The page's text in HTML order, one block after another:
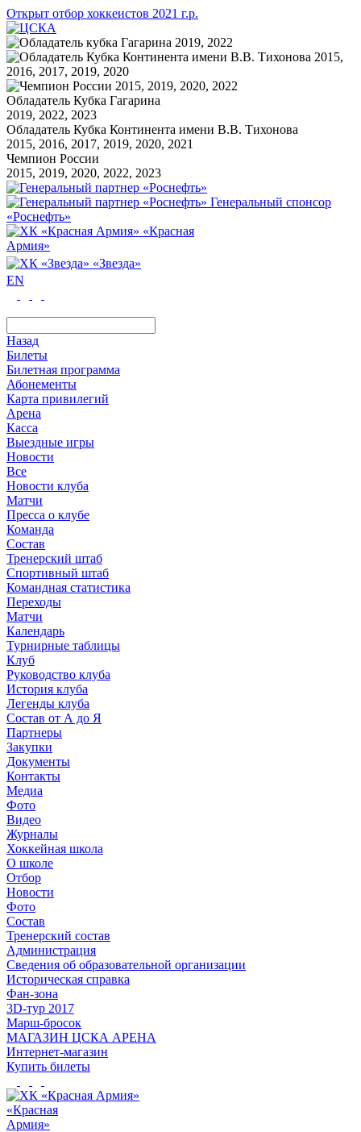
Открыт отбор хоккеистов 2021 г.р.
Обладатель Кубка Гагарина
2019, 2022, 2023
Обладатель Кубка Континента имени В.В. Тихонова
2015, 2016, 2017, 2019, 2020, 2021
Чемпион России
2015, 2019, 2020, 2022, 2023
Генеральный спонсор
«Роснефть»
«Красная
Армия»
«Звезда»
EN
Назад
Билеты
Билетная программа
Абонементы
Карта привилегий
Арена
Касса
Выездные игры
Новости
Все
Новости клуба
Матчи
Пресса о клубе
Команда
Состав
Тренерский штаб
Спортивный штаб
Командная статистика
Переходы
Матчи
Календарь
Турнирные таблицы
Клуб
Руководство клуба
История клуба
Легенды клуба
Состав от А до Я
Партнеры
Закупки
Документы
Контакты
Медиа
Фото
Видео
Журналы
Хоккейная школа
О школе
Отбор
Новости
Фото
Состав
Тренерский состав
Администрация
Сведения об образовательной организации
Историческая справка
Фан-зона
3D-тур 2017
Марш-бросок
МАГАЗИН ЦСКА АРЕНА
Интернет-магазин
Купить билеты
«Красная
Армия»